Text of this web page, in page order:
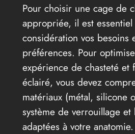
Pour choisir une cage de
appropriée, il est
considération vos besoins
préférences. Pour
expérience de chasteté et
éclairé, vous devez
matériaux (métal, silicone
système de verrouillage et
adaptées à votre anatomie.